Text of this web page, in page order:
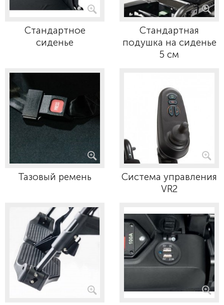
Стандартное
сиденье
Стандартная
подушка на сиденье
5 см
Тазовый ремень
Система управления
VR2